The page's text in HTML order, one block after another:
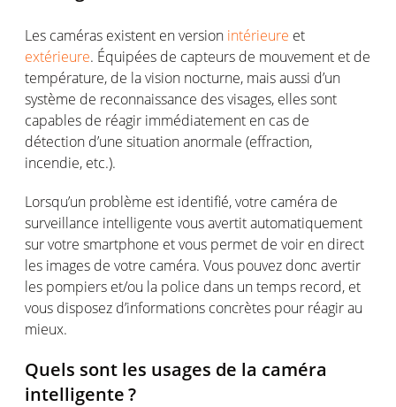
Les caméras existent enversion intérieure et
extérieure. Équipées de capteurs de mouvement et de
température, de la vision nocturne, maisaussi d’un
système de reconnaissance des visages, ellessont
capables de réagir immédiatement en cas de
détection d’une situationanormale (effraction,
incendie, etc.).
Lorsqu’un problème est identifié,votre caméra de
surveillance intelligente vousavertitautomatiquement
sur votre smartphone et vous permet de voir en direct
les images de votre caméra. Vous pouvez donc avertir
les pompiers et/ou la police dans un temps record, et
vous disposez d’informations concrètes pour réagirau
mieux.
Quels sont les usages de la caméra
intelligente?